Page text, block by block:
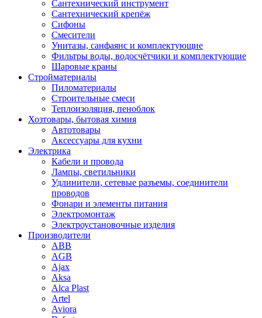
Сантехнический инструмент
Сантехнический крепёж
Сифоны
Смесители
Унитазы, санфаянс и комплектующие
Фильтры воды, водосчётчики и комплектующие
Шаровые краны
Стройматериалы
Пиломатериалы
Строительные смеси
Теплоизоляция, пеноблок
Хозтовары, бытовая химия
Автотовары
Аксессуары для кухни
Электрика
Кабели и провода
Лампы, светильники
Удлинители, сетевые разъемы, соединители
проводов
Фонари и элементы питания
Электромонтаж
Электроустановочные изделия
Производители
ABB
AGB
Ajax
Aksa
Alca Plast
Artel
Aviora